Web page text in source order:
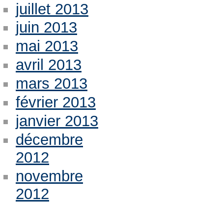
juillet 2013
juin 2013
mai 2013
avril 2013
mars 2013
février 2013
janvier 2013
décembre
2012
novembre
2012